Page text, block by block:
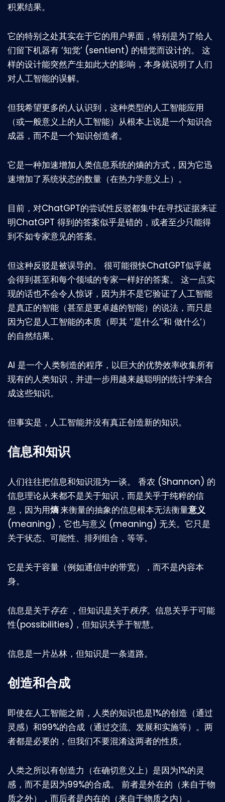
积累结果。
它的特别之处其实在于它的用户界面，特别是为了给人
们留下机器有 ‘知觉’ (sentient) 的错觉而设计的。 这
样的设计能突然产生如此大的影响，本身就说明了人们
对人工智能的误解。
但我希望更多的人认识到，这种类型的人工智能应用
（或一般意义上的人工智能）从根本上说是一个知识合
成器，而不是一个知识创造者。
它是一种加速增加人类信息系统的熵的方式，因为它迅
速增加了系统状态的数量（在热力学意义上）。
目前，对ChatGPT的尝试性反驳都集中在寻找证据来证
明ChatGPT 得到的答案似乎是错的，或者至少只能得
到不如专家意见的答案。
但这种反驳是被误导的。 很可能很快ChatGPT似乎就
会得到甚至和每个领域的专家一样好的答案。 这一点实
现的话也不会令人惊讶，因为并不是它验证了人工智能
是真正的智能（甚至是更卓越的智能）的说法，而只是
因为它是人工智能的本质（即其 ‘’是什么‘’和 做什么‘）
的自然结果。
AI 是一个人类制造的程序，以巨大的优势效率收集所有
现有的人类知识，并进一步用越来越聪明的统计学来合
成这些知识。
但事实是，人工智能并没有真正创造新的知识。
信息和知识
人们往往把信息和知识混为一谈。 香农 (Shannon) 的
信息理论从来都不是关于知识，而是关乎于纯粹的信
息，因为用熵来衡量的抽象的信息根本无法衡量意义
(meaning)，它也与意义 (meaning) 无关。它只是
关于状态、可能性、排列组合，等等。
它是关于容量（例如通信中的带宽），而不是内容本
身。
信息是关于存在 ，但知识是关于秩序。信息关乎于可能
性(possibilities)，但知识关乎于智慧。
信息是一片丛林，但知识是一条道路。
创造和合成
即使在人工智能之前，人类的知识也是1%的创造（通过
灵感）和99%的合成（通过交流、发展和实施等）。两
者都是必要的，但我们不要混淆这两者的性质。
人类之所以有创造力（在确切意义上）是因为1%的灵
感，而不是因为99%的合成。 前者是外在的（来自于物
质之外），而后者是内在的（来自于物质之内）。